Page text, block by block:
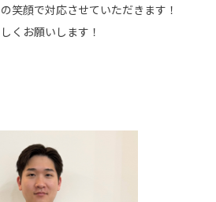
で対応させていただきます！
くお願いします！